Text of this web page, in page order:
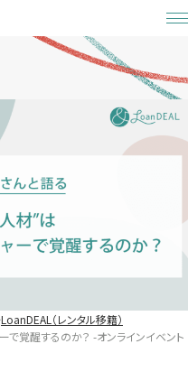
LoanDEAL（レンタル移籍）
覚醒するのか？ -オンラインイベント